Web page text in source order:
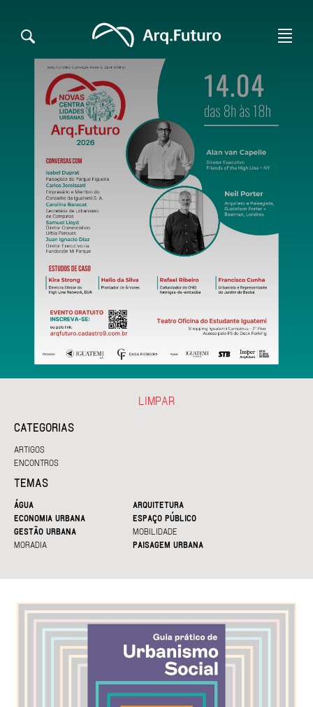
CATEGORIAS
ARTIGOS
ENCONTROS
TEMAS
ÁGUA
ARQUITETURA
ECONOMIA URBANA
ESPAÇO PÚBLICO
GESTÃO URBANA
MOBILIDADE
MORADIA
PAISAGEM URBANA
LIMPAR